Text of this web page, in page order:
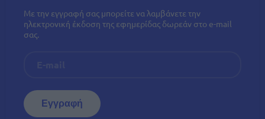
Με την εγγραφή σας μπορείτε να λαμβάνετε την
ηλεκτρονική έκδοση της εφημερίδας δωρεάν στο e-mail
σας.